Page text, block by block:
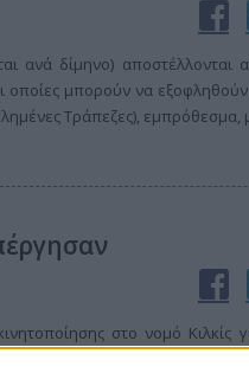
ανά δίμηνο) αποστέλλονται
οποίες μπορούν να
Τράπεζες), εμπρόθεσμα,
στο νομό Κιλκίς
απεργία της ΓΣΕΕ και